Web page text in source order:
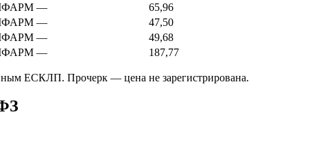
—
65,96
—
47,50
—
49,68
— 187,77
ЕСКЛП. Прочерк — цена не зарегистрирована.